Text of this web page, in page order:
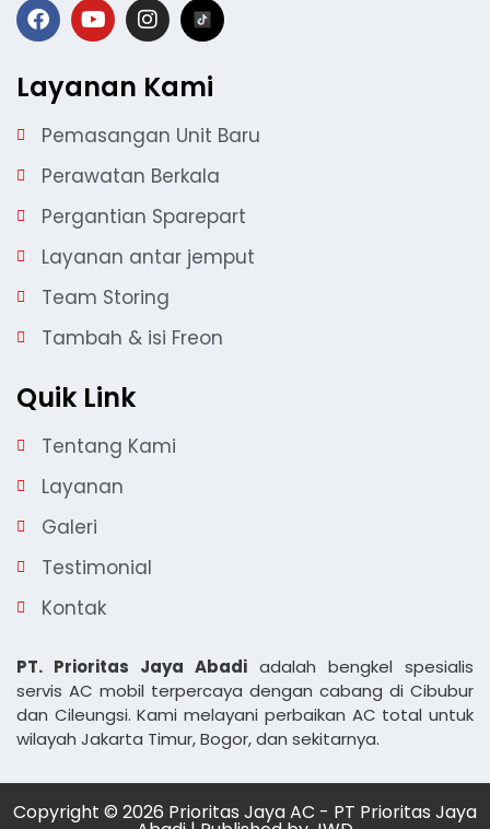
Layanan Kami
Pemasangan Unit Baru
Perawatan Berkala
Pergantian Sparepart
Layanan antar jemput
Team Storing
Tambah & isi Freon
Quik Link
Tentang Kami
Layanan
Galeri
Testimonial
Kontak
PT. Prioritas Jaya Abadi adalah bengkel spesialis
servis AC mobil terpercaya dengan cabang di Cibubur
dan Cileungsi. Kami melayani perbaikan AC total untuk
wilayah Jakarta Timur, Bogor, dan sekitarnya.
Copyright © 2026 Prioritas Jaya AC - PT Prioritas Jaya